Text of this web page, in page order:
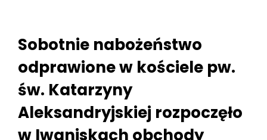
Sobotnie nabożeństwo
odprawione w kościele pw.
św. Katarzyny
Aleksandryjskiej rozpoczęło
w Iwaniskach obchody